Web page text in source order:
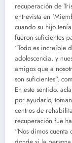
recuperación de
entrevista en
cuando su hijo
fueron suficientes
“Todo es increíble
adolescencia, y
amigos que a
son suficientes”,
En este sentido,
por ayudarlo,
centros de
recuperación fue
“Nos dimos